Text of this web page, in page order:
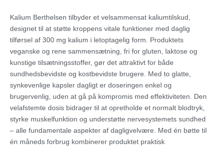
Kalium Berthelsen tilbyder et velsammensat kaliumtilskud,
designet til at støtte kroppens vitale funktioner med daglig
tilførsel af 300 mg kalium i letoptagelig form. Produktets
veganske og rene sammensætning, fri for gluten, laktose og
kunstige tilsætningsstoffer, gør det attraktivt for både
sundhedsbevidste og kostbevidste brugere. Med to glatte,
synkevenlige kapsler dagligt er doseringen enkel og
brugervenlig, uden at gå på kompromis med effektiviteten. Den
velafstemte dosis bidrager til at opretholde et normalt blodtryk,
styrke muskelfunktion og understøtte nervesystemets sundhed
– alle fundamentale aspekter af dagligvelvære. Med én bøtte til
én måneds forbrug kombinerer produktet praktisk